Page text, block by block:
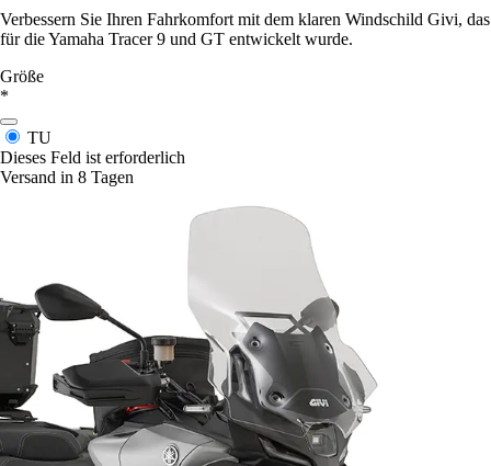
Verbessern Sie Ihren Fahrkomfort mit dem klaren Windschild Givi, das
für die Yamaha Tracer 9 und GT entwickelt wurde.
Größe
*
TU
Dieses Feld ist erforderlich
Versand in 8 Tagen